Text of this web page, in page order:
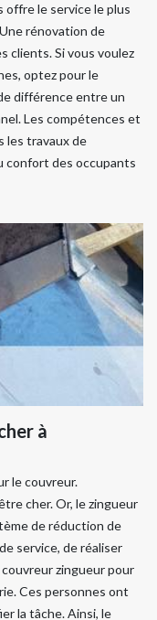
offre le service le plus
rénovation de
clients. Si vous voulez
optez pour le
différence entre un
Les compétences et
les travaux de
confort des occupants
à
le couvreur.
cher. Or, le zingueur
de réduction de
service, de réaliser
zingueur pour
Ces personnes ont
la tâche. Ainsi, le